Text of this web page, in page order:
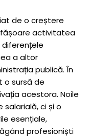
de o creștere
activitatea
a altor
publică. În
o sursă de
acestora. Noile
ci și o
esențiale,
profesioniști